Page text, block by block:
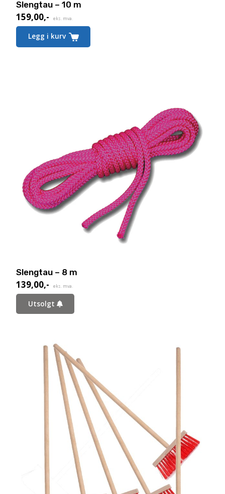
Slengtau – 10 m
159,00,- eks. mva.
Legg i kurv
Slengtau – 8 m
139,00,- eks. mva.
Utsolgt